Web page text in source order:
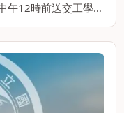
午12時前送交工學院